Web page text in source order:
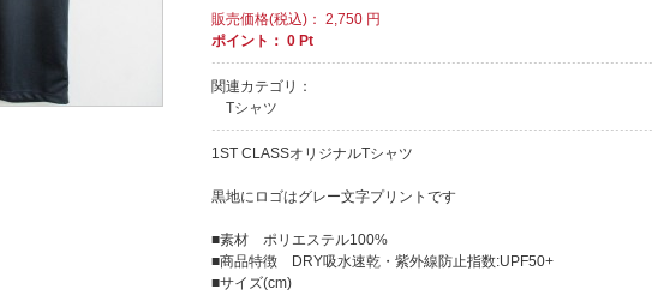
販売価格(税込)： 2,750 円
ポイント：0 Pt
関連カテゴリ：
Tシャツ
1ST CLASSオリジナルTシャツ
黒地にロゴはグレー文字プリントです
■素材 ポリエステル100%
■商品特徴 DRY吸水速乾・紫外線防止指数:UPF50+
■サイズ(cm)